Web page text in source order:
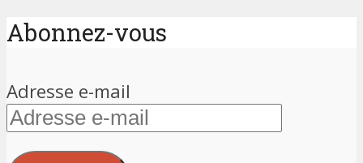
Abonnez-vous
Adresse e-mail